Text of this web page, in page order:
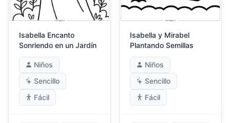
Isabella Encanto
Sonriendo en un Jardín
Niños
Sencillo
Fácil
Isabella y Mirabel
Plantando Semillas
Niños
Sencillo
Fácil